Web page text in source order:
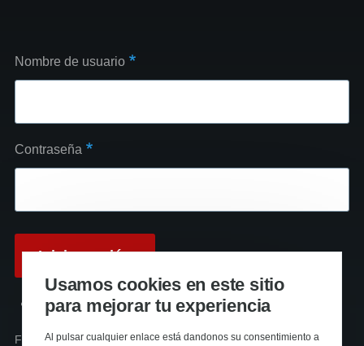
Nombre de usuario
Contraseña
Reinicializar su contraseña
Funciona conDrupal
Usamos cookies en este sitio
para mejorar tu experiencia
Al pulsar cualquier enlace está dandonos su consentimiento a